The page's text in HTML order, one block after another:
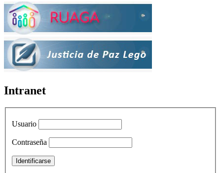
Intranet
Usuario
Contraseña